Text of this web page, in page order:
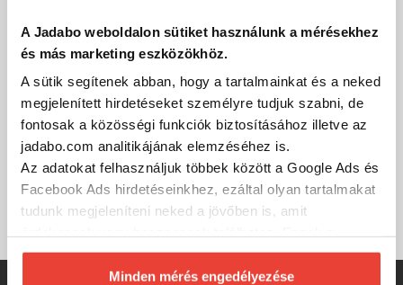
A Jadabo weboldalon sütiket használunk a mérésekhez
és más marketing eszközökhöz.
A sütik segítenek abban, hogy a tartalmainkat és a neked
megjelenített hirdetéseket személyre tudjuk szabni, de
fontosak a közösségi funkciók biztosításához illetve az
jadabo.com analitikájának elemzéséhez is.
Az adatokat felhasználjuk többek között a Google Ads és
Facebook Ads hirdetéseinkhez, ezáltal olyan tartalmakat
tudunk megjeleníteni neked a jövőben is, amit
biztosításához arra kérünk, hogy engedd meg
számunkra minden mérés használatát.
Minden mérés engedélyezése
mellékelt mérettáblázatot.
RÉSZLETES ADATOK
Méret XXL